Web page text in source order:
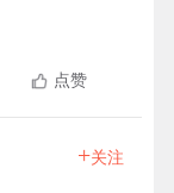
点赞
+关注